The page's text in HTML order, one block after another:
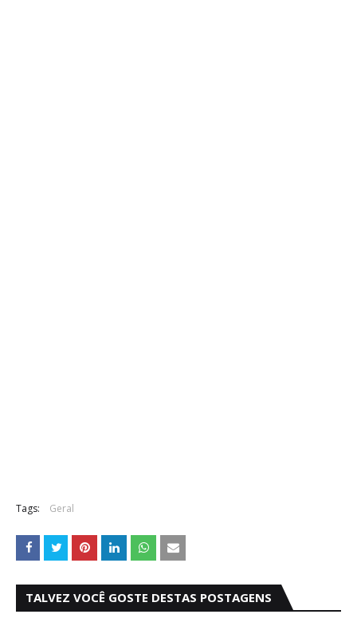
Tags: Geral
TALVEZ VOCÊ GOSTE DESTAS POSTAGENS